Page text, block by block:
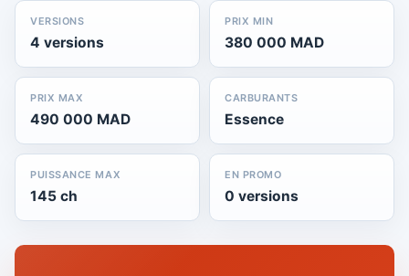
VERSIONS
4 versions
PRIX MIN
380 000 MAD
PRIX MAX
490 000 MAD
CARBURANTS
Essence
PUISSANCE MAX
145 ch
EN PROMO
0 versions